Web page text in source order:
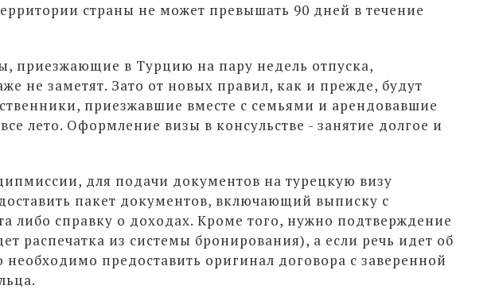
страны не может превышать 90 дней в течение
приезжающие в Турцию на пару недель отпуска,
не заметят. Зато от новых правил, как и прежде, будут
приезжавшие вместе с семьями и арендовавшие
лето. Оформление визы в консульстве - занятие долгое и
для подачи документов на турецкую визу
пакет документов, включающий выписку с
либо справку о доходах. Кроме того, нужно подтверждение
распечатка из системы бронирования), а если речь идет об
необходимо предоставить оригинал договора с заверенной